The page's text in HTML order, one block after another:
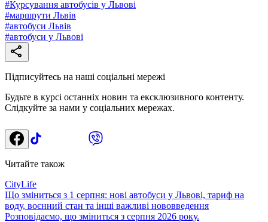
#Курсування автобусів у Львові
#маршрути Львів
#автобуси Львів
#автобуси у Львові
Підписуйтесь на наші соціальні мережі
Будьте в курсі останніх новин та ексклюзивного контенту.
Слідкуйте за нами у соціальних мережах.
Читайте також
CityLife
Що зміниться з 1 серпня: нові автобуси у Львові, тариф на
воду, воєнний стан та інші важливі нововведення
Розповідаємо, що зміниться з серпня 2026 року.